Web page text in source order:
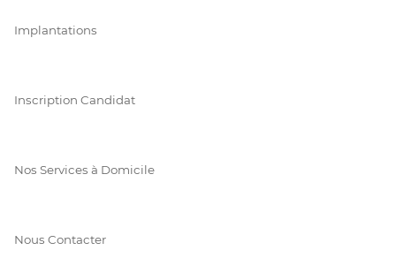
Implantations
Inscription Candidat
Nos Services à Domicile
Nous Contacter